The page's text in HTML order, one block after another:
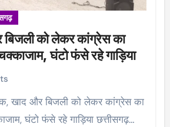
को लेकर कांग्रेस का
घंटो फंसे रहे गाड़िया
घंटो फंसे रहे गाड़िया छत्तीसगढ़…